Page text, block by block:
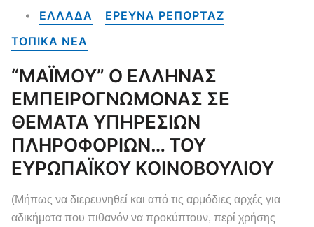
ΕΛΛΑΔΑ
ΕΡΕΥΝΑ ΡΕΠΟΡΤΑΖ
ΤΟΠΙΚΑ NEA
“ΜΑΪΜΟΥ” Ο ΕΛΛΗΝΑΣ
ΕΜΠΕΙΡΟΓΝΩΜΟΝΑΣ ΣΕ
ΘΕΜΑΤΑ ΥΠΗΡΕΣΙΩΝ
ΠΛΗΡΟΦΟΡΙΩΝ… ΤΟΥ
ΕΥΡΩΠΑΪΚΟΥ ΚΟΙΝΟΒΟΥΛΙΟΥ
(Μήπως να διερευνηθεί και από τις αρμόδιες αρχές για
αδικήματα που πιθανόν να προκύπτουν, περί χρήσης